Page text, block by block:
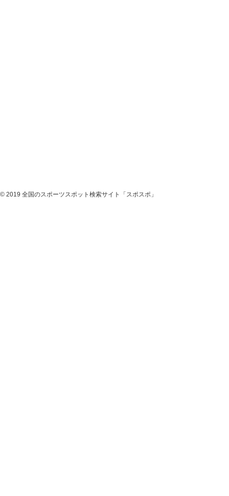
© 2019 全国のスポーツスポット検索サイト「スポスポ」